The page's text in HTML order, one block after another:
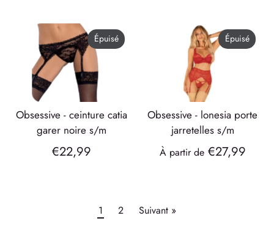
obsessive - ceinture catia
garer noire s/m
€22,99
Épuisé
obsessive - lonesia porte
jarretelles s/m
À partir de €27,99
Épuisé
1 2 Suivant »